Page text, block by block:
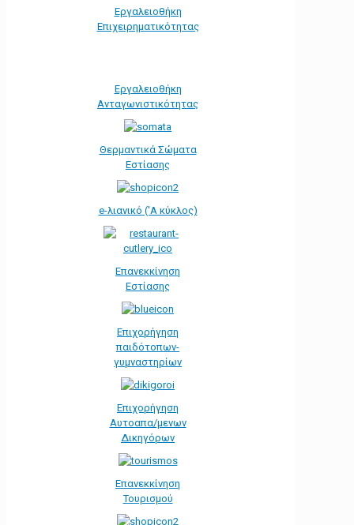
Εργαλειοθήκη
Eπιχειρηματικότητας
Εργαλειοθήκη
Ανταγωνιστικότητας
Θερμαντικά Σώματα
Εστίασης
e-λιανικό ('Α κύκλος)
Επανεκκίνηση
Εστίασης
Επιχορήγηση
παιδότοπων-
γυμναστηρίων
Επιχορήγηση
Αυτοαπα/μενων
Δικηγόρων
Επανεκκίνηση
Τουρισμού